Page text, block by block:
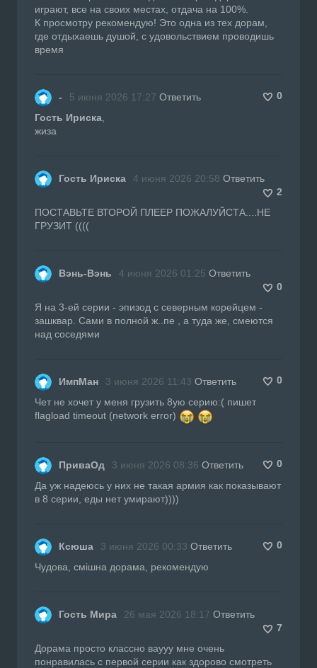
играют, все на своих местах, отдача на 100%.
К просмотру рекомендую! Это одна из тех дорам,
где отдыхаешь душой, с удовольствием проводишь
время
- 5 июня 2026 17:27 Ответить
0
Гость Ириска
жиза
Гость Ириска 4 июня 2026 20:58 Ответить
2
ПОСТАВЬТЕ ВТОРОЙ ПЛЕЕР ПОЖАЛУЙСТА....НЕ
ГРУЗИТ ((((
Вэнь-Вэнь 4 июня 2026 01:25 Ответить
0
Я на 3-ей серии - эпизод с северным корейцем -
зашквар. Сами в полной ж..пе , а туда же, смеются
над соседями
ИмпМан 3 июня 2026 11:43 Ответить
0
Чет не хочет у меня грузить 8ую серию:( пишет
flagload timeout (network error)
ПриваОд 3 июня 2026 08:36 Ответить
0
Да уж надеюсь у них не такая армия как показывают
в 8 серии, еды нет умирают))))
Ксюша 3 июня 2026 00:33 Ответить
0
Чудова, смішна дорама, рекомендую
Гость Мира 26 мая 2026 18:17 Ответить
7
Дорама просто классно ваууу мне очень
понравилась с первой серии как здорово смотреть